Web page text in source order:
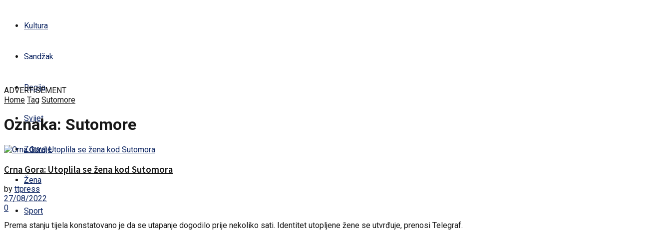
Kultura
Sandžak
Regija
Svijet
Zdravlje
Žena
Sport
ADVERTISEMENT
Home Tag Sutomore
Oznaka: Sutomore
Crna Gora: Utoplila se žena kod Sutomora
by ttpress
27/08/2022
0
Prema stanju tijela konstatovano je da se utapanje dogodilo prije nekoliko sati. Identitet utopljene žene se utvrđuje, prenosi Telegraf.